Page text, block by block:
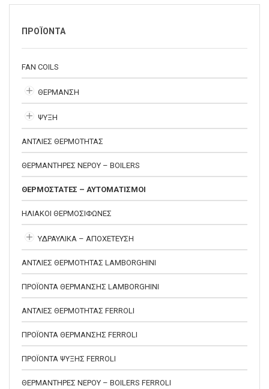
ΠΡΟΪΟΝΤΑ
FAN COILS
ΘΕΡΜΑΝΣΗ
ΨΥΞΗ
ΑΝΤΛΙΕΣ ΘΕΡΜΟΤΗΤΑΣ
ΘΕΡΜΑΝΤΗΡΕΣ ΝΕΡΟΥ – BOILERS
ΘΕΡΜΟΣΤΑΤΕΣ – ΑΥΤΟΜΑΤΙΣΜΟΙ
ΗΛΙΑΚΟΙ ΘΕΡΜΟΣΙΦΩΝΕΣ
ΥΔΡΑΥΛΙΚΑ – ΑΠΟΧΕΤΕΥΣΗ
ΑΝΤΛΙΕΣ ΘΕΡΜΟΤΗΤΑΣ LAMBORGHINI
ΠΡΟΪΟΝΤΑ ΘΕΡΜΑΝΣΗΣ LAMBORGHINI
ΑΝΤΛΙΕΣ ΘΕΡΜΟΤΗΤΑΣ FERROLI
ΠΡΟΪΟΝΤΑ ΘΕΡΜΑΝΣΗΣ FERROLI
ΠΡΟΪΟΝΤΑ ΨΥΞΗΣ FERROLI
ΘΕΡΜΑΝΤΗΡΕΣ ΝΕΡΟΥ – BOILERS FERROLI